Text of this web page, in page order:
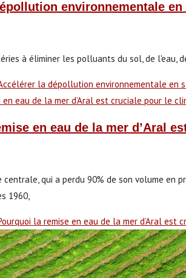
environnementale
à éliminer les polluants du sol, de l'eau,
la dépollution environnementale en
en eau de la mer d’Aral
centrale, qui a perdu 90% de son volume en
1960,
la remise en eau de la mer d’Aral est